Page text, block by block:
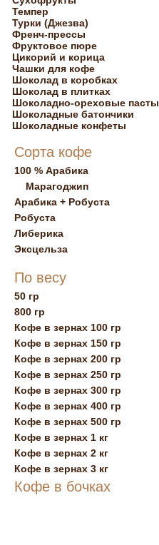
Темпер
Турки (Джезва)
Френч-прессы
Фруктовое пюре
Цикорий и корица
Чашки для кофе
Шоколад в коробках
Шоколад в плитках
Шоколадно-ореховые пасты
Шоколадные батончики
Шоколадные конфеты
Сорта кофе
100 % Арабика
Марагоджип
Арабика + Робуста
Робуста
Либерика
Эксцельза
По весу
50 гр
800 гр
Кофе в зернах 100 гр
Кофе в зернах 150 гр
Кофе в зернах 200 гр
Кофе в зернах 250 гр
Кофе в зернах 300 гр
Кофе в зернах 400 гр
Кофе в зернах 500 гр
Кофе в зернах 1 кг
Кофе в зернах 2 кг
Кофе в зернах 3 кг
Кофе в бочках